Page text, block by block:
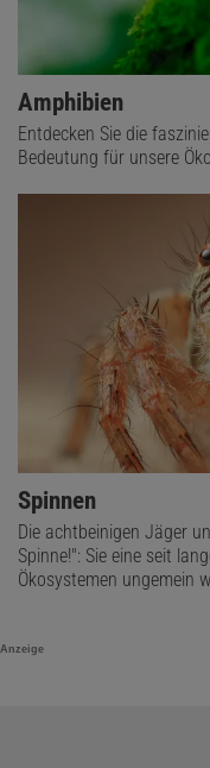
Amphibien
Entdecken Sie die
Bedeutung für unsere
Spinnen
Die achtbeinigen Jäger
Spinne!": Sie eine seit
Ökosystemen ungemein
Anzeige